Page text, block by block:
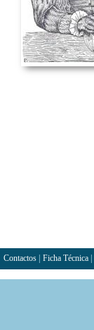
Contactos Ficha Técnica